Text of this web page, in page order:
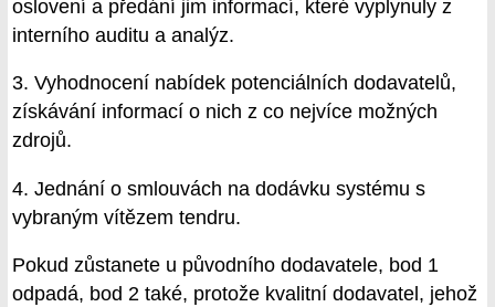
oslovení a předání jim informací, které vyplynuly z
interního auditu a analýz.
3. Vyhodnocení nabídek potenciálních dodavatelů,
získávání informací o nich z co nejvíce možných
zdrojů.
4. Jednání o smlouvách na dodávku systému s
vybraným vítězem tendru.
Pokud zůstanete u původního dodavatele, bod 1
odpadá, bod 2 také, protože kvalitní dodavatel, jehož